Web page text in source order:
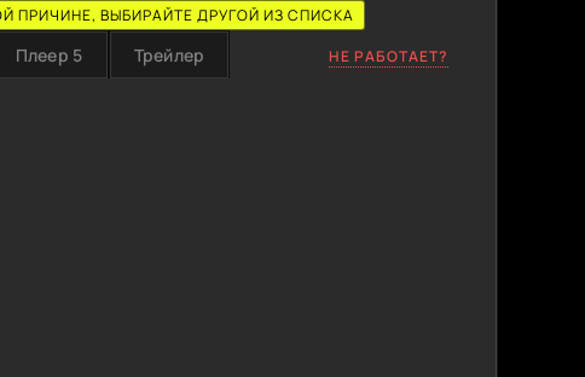
ПРИЧИНЕ, ВЫБИРАЙТЕ ДРУГОЙ ИЗ СПИСКА
Плеер 5 Трейлер НЕ РАБОТАЕТ?